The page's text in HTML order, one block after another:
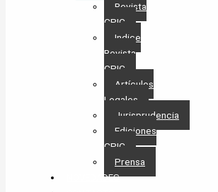
Revista
CPIC
Indice
Revista
CPIC
Artículos
Legales
Jurisprudencia
Ediciones
CPIC
Prensa
NOVEDADES